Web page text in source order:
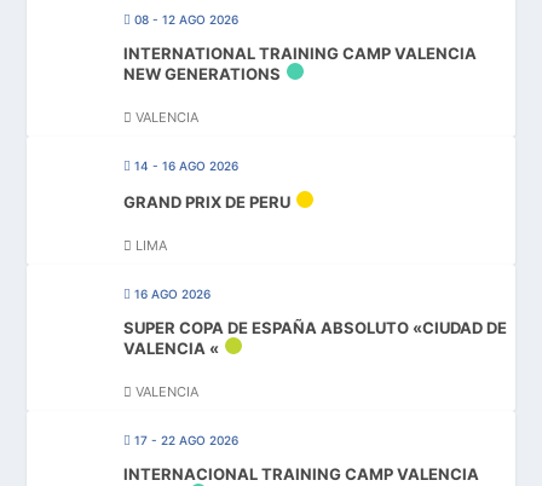
08 - 12 AGO 2026
INTERNATIONAL TRAINING CAMP VALENCIA
NEW GENERATIONS
VALENCIA
14 - 16 AGO 2026
GRAND PRIX DE PERU
LIMA
16 AGO 2026
SUPER COPA DE ESPAÑA ABSOLUTO «CIUDAD DE
VALENCIA «
VALENCIA
17 - 22 AGO 2026
INTERNACIONAL TRAINING CAMP VALENCIA